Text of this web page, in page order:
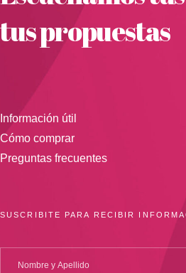
tus propuestas
Información útil
Cómo comprar
Preguntas frecuentes
SUSCRIBITE PARA RECIBIR